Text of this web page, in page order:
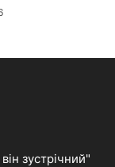
зустрічний"